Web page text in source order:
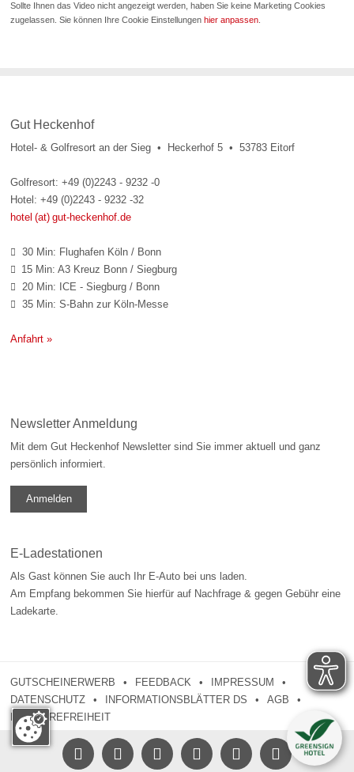
Sollte Ihnen das Video nicht angezeigt werden, haben Sie keine Marketing Cookies
zugelassen. Sie können Ihre Cookie Einstellungen hier anpassen.
Gut Heckenhof
Hotel- & Golfresort an der Sieg • Heckerhof 5 • 53783 Eitorf
Golfresort: +49 (0)2243 - 9232 -0
Hotel: +49 (0)2243 - 9232 -32
hotel (at) gut-heckenhof.de
 30 Min: Flughafen Köln / Bonn
 15 Min: A3 Kreuz Bonn / Siegburg
 20 Min: ICE - Siegburg / Bonn
 35 Min: S-Bahn zur Köln-Messe
Anfahrt »
Newsletter Anmeldung
Mit dem Gut Heckenhof Newsletter sind Sie immer aktuell und ganz
persönlich informiert.
Anmelden
E-Ladestationen
Als Gast können Sie auch Ihr E-Auto bei uns laden.
Am Empfang bekommen Sie hierfür auf Nachfrage & gegen Gebühr eine
Ladekarte.
GUTSCHEINERWERB FEEDBACK
IMPRESSUM
DATENSCHUTZ
INFORMATIONSBLÄTTER DS
AGB
BARRIEREFREIHEIT
    